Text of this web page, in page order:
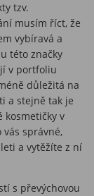
tzv.
musím říct, že
vybíravá a
této značky
v portfoliu
důležitá na
a stejně tak je
kosmetičky v
správné,
a vytěžíte z ní
s převýchovou